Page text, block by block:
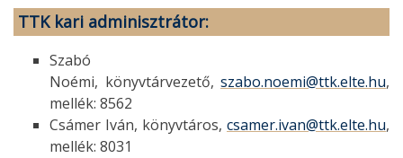
TTK kari adminisztrátor:
Szabó
Noémi, könyvtárvezető, szabo.noemi@ttk.elte.hu,
mellék: 8562
Csámer Iván, könyvtáros, csamer.ivan@ttk.elte.hu,
mellék: 8031